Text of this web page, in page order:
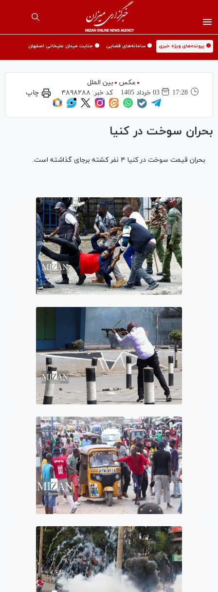
🟡 پرونده‌های ویژه خبری 🟡 سامانه‌های قضایی 🟡 جنایت میدان علیخانی اصفهان
عکس
بین الملل
17:28
03 خرداد 1405 کد خبر: ۴۸۹۸۲۸۸ چاپ
بحران سوخت در کنیا
بحران قیمت سوخت در کنیا ۴ نفر کشته برجای گذاشته است.